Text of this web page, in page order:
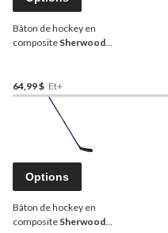
Bâton de hockey en
composite Sherwood
64,99 $ Et+
Options
Bâton de hockey en
composite Sherwood